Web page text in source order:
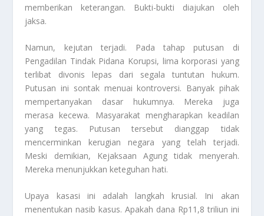
memberikan keterangan. Bukti-bukti diajukan oleh
jaksa.
Namun, kejutan terjadi. Pada tahap putusan di
Pengadilan Tindak Pidana Korupsi, lima korporasi yang
terlibat divonis lepas dari segala tuntutan hukum.
Putusan ini sontak menuai kontroversi. Banyak pihak
mempertanyakan dasar hukumnya. Mereka juga
merasa kecewa. Masyarakat mengharapkan keadilan
yang tegas. Putusan tersebut dianggap tidak
mencerminkan kerugian negara yang telah terjadi.
Meski demikian, Kejaksaan Agung tidak menyerah.
Mereka menunjukkan keteguhan hati.
Upaya kasasi ini adalah langkah krusial. Ini akan
menentukan nasib kasus. Apakah dana Rp11,8 triliun ini